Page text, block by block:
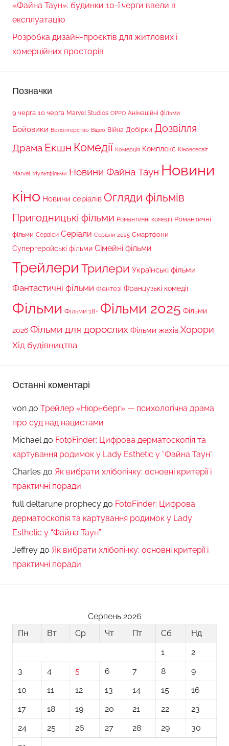
«Файна Таун»: будинки 10-ї черги ввели в
експлуатацію
Розробка дизайн-проєктів для житлових і
комерційних просторів
Позначки
9 черга 10 черга Marvel Studios OPPO Анімаційні фільми
Бойовики Волонтерство Відео Війна Добірки Дозвілля
Драма Екшн Комедії Комерція Комплекс Кіновсесвіт
Marvel Мультфільми Новини Файна Таун Новини
кіно Новини серіалів Огляди фільмів
Пригодницькі фільми Романтичні комедії Романтичні
фільми Сервіси Серіали Серіали 2025 Смартфони
Супергеройські фільми Сімейні фільми
Трейлери Трилери Українські фільми
Фантастичні фільми Фентезі Французькі комедії
Фільми Фільми 18+ Фільми 2025 Фільми
2026 Фільми для дорослих Фільми жахів Хорори
Хід будівництва
Останні коментарі
von до Трейлер «Нюрнберг» — психологічна драма
про суд над нацистами
Michaelдо FotoFinder: Цифрова дерматоскопія та
картування родимок у Lady Esthetic у “Файна Таун”
Charles до Як вибрати хлібопічку: основні критерії і
практичні поради
full deltarune prophecy до FotoFinder: Цифрова
дерматоскопія та картування родимок у Lady
Esthetic у “Файна Таун”
Jeffrey до Як вибрати хлібопічку: основні критерії і
практичні поради
Серпень 2026
Пн
Вт Ср Чт Пт Сб
Нд
1
2
3
4 5 6 7 8
9
10
11 12 13 14 15
16
17
18 19 20 21 22
23
24
25 26 27 28 29
30